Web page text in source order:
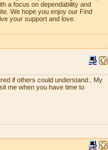
a focus on dependability and
We hope you enjoy our Find
your support and love.
if others could understand.. My
me when you have time to